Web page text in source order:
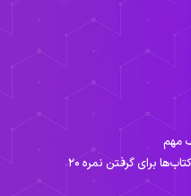
برای گرفتن نمره ۲۰